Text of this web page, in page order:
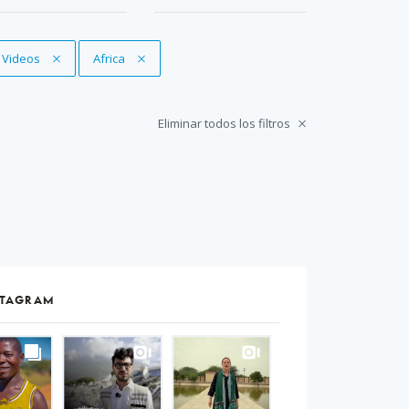
Eliminar filtro
Videos Eliminar filtro
Africa
Eliminar todos los filtros